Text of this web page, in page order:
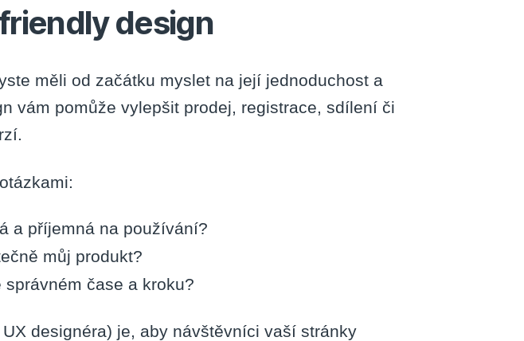
design
měli od začátku myslet na její jednoduchost a
vám pomůže vylepšit prodej, registrace, sdílení či
a příjemná na používání?
můj produkt?
čase a kroku?
designéra) je, aby návštěvníci vaší stránky